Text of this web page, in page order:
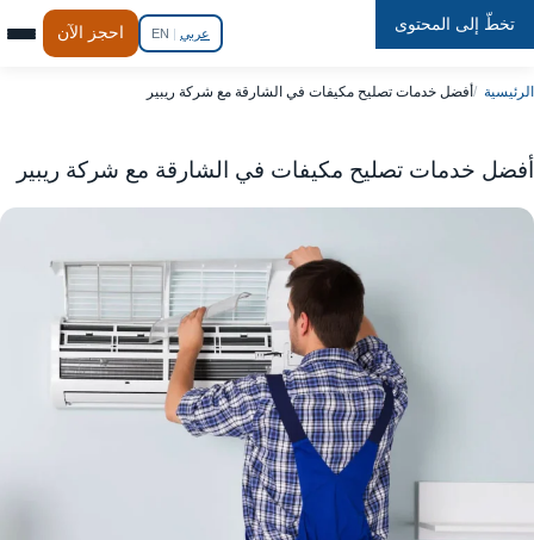
تخطّ إلى المحتوى
RepairIn Home عربي |
EN احجز الآن
الرئيسية أفضل خدمات تصليح مكيفات في الشارقة مع شركة ريبير
أفضل خدمات تصليح مكيفات في الشارقة مع شركة ريبير